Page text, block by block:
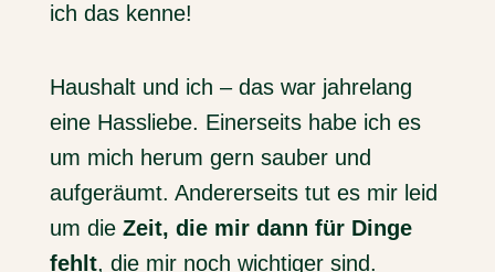
ich das kenne!
Haushalt und ich – das war jahrelang
eine Hassliebe. Einerseits habe ich es
um mich herum gern sauber und
aufgeräumt. Andererseits tut es mir leid
um dieZeit, die mir dann für Dinge
fehlt, die mir noch wichtiger sind.